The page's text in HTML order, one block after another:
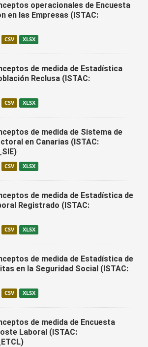
operacionales de Encuesta
en las Empresas (ISTAC:
CSV XLSX
de medida de Estadística
Reclusa (ISTAC:
CSV XLSX
de medida de Sistema de
en Canarias (ISTAC:
CSV XLSX
de medida de Estadística de
Registrado (ISTAC:
CSV XLSX
de medida de Estadística de
en la Seguridad Social (ISTAC:
CSV XLSX
de medida de Encuesta
Laboral (ISTAC: